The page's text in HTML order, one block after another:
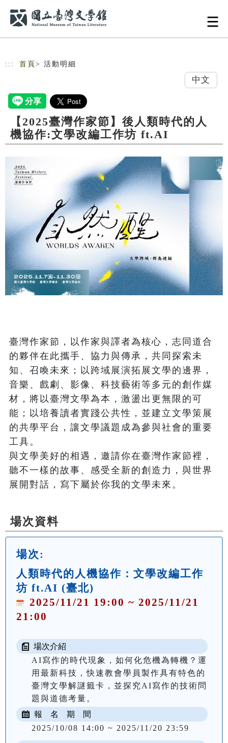
::: 首頁 > 活動明細
中文
【2025臺灣作家節】後人類時代的人
機協作:文學改編工作坊 ft.AI
臺灣作家節，以作家與譯者為核心，志同道合
的夥伴在此攜手、協力與傳承，共同探索未
知、召喚未來；以跨域展演拓展文學的邊界，
音樂、戲劇、影像、科技藝術等多元的創作媒
材，將以臺灣文學為本，激盪出更無限的可
能；以培養讀者實踐公共性，並建立文學策展
的共學平台，讓文學議題成為參與社會的重要
工具。
與文學美好的相遇，邀請你在臺灣作家節裡，
聽不一樣的故事、感受全新的創造力，與世界
場次資料
場次:
人類時代的人機協作：文學改編工作
坊 ft.AI (臺北)
2025/11/21 19:00 ~ 2025/11/21
21:00
場次介紹
AI寫作的時代現象，如何化危機為轉機？運
用最新科技，快速教會學員製作具有特色的
臺灣文學解謎籤卡，並探究AI寫作的技術問
題與道德考量。
報 名 期 間
2025/10/08 14:00 ~ 2025/11/20 23:59